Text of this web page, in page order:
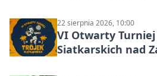
22 sierpnia 2026, 10:00
VI Otwarty
Siatkarskich nad